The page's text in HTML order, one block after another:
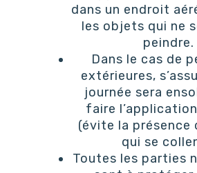
dans un endroit
les objets qui ne
peindre.
Dans le cas de
extérieures,
journée sera
faire
(évite la présence
qui se
Toutes les parties